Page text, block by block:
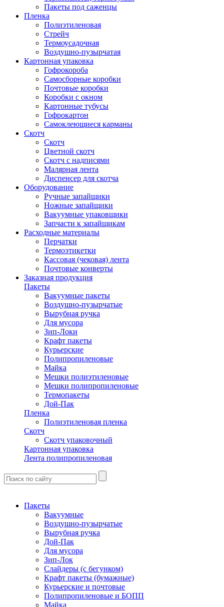
Пакеты под саженцы
Пленка
Полиэтиленовая
Стрейч
Термоусадочная
Воздушно-пузырчатая
Картонная упаковка
Гофрокороба
Самосборные коробки
Почтовые коробки
Коробки с окном
Картонные тубусы
Гофрокартон
Самоклеющиеся карманы
Скотч
Скотч
Цветной скотч
Скотч с надписями
Малярная лента
Диспенсер для скотча
Оборудование
Ручные запайщики
Ножные запайщики
Вакуумные упаковщики
Запчасти к запайщикам
Расходные материалы
Перчатки
Термоэтикетки
Кассовая (чековая) лента
Почтовые конверты
Заказная продукция
Пакеты
Вакуумные пакеты
Воздушно-пузырчатые
Вырубная ручка
Для мусора
Зип-Локи
Крафт пакеты
Курьерские
Полипропиленовые
Майка
Мешки полиэтиленовые
Мешки полипропиленовые
Термопакеты
Дой-Пак
Пленка
Полиэтиленовая пленка
Скотч
Скотч упаковочный
Картонная упаковка
Лента полипропиленовая
Пакеты
Вакуумные
Воздушно-пузырчатые
Вырубная ручка
Дой-Пак
Для мусора
Зип-Лок
Слайдеры (с бегунком)
Крафт пакеты (бумажные)
Курьерские и почтовые
Полипропиленовые и БОПП
Майка